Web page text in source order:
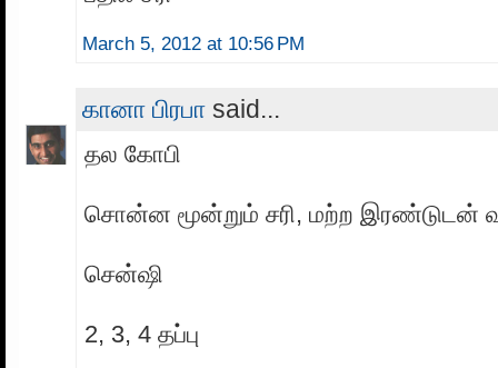
March 5, 2012 at 10:56 PM
கானா பிரபா said...
தல கோபி
சொன்ன மூன்றும் சரி, மற்ற இரண்டுடன்
சென்ஷி
2, 3, 4 தப்பு